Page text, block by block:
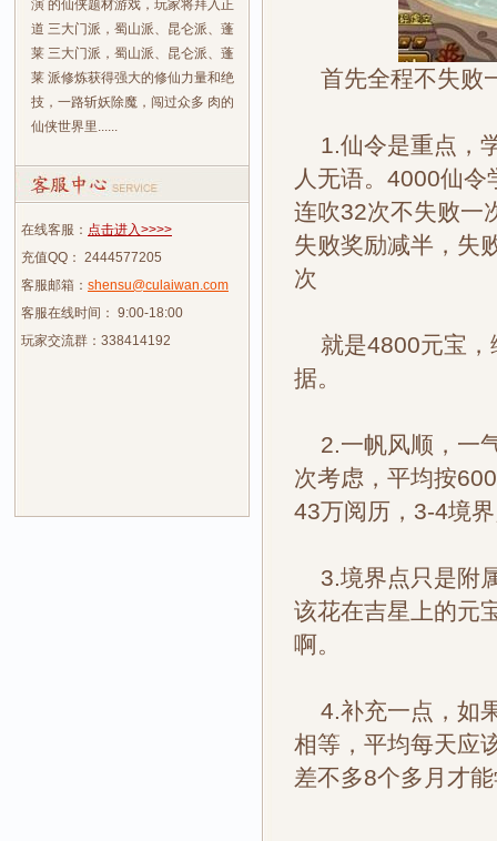
演 的仙侠题材游戏，玩家将拜入正
道 三大门派，蜀山派、昆仑派、蓬
莱 三大门派，蜀山派、昆仑派、蓬
莱 派修炼获得强大的修仙力量和绝
技，一路斩妖除魔，闯过众多 肉的
仙侠世界里......
在线客服： 点击进入>>>>
充值QQ： 2444577205
客服邮箱： shensu@culaiwan.com
客服在线时间： 9:00-18:00
玩家交流群：338414192
首先全程不失败
1.仙令是重点，
人无语。4000仙
连吹32次不失败一
失败奖励减半，失
次
就是4800元宝，
据。
2.一帆风顺，一
次考虑，平均按
43万阅历，3-4境
3.境界点只是附
该花在吉星上的元
啊。
4.补充一点，如
相等，平均每天应
差不多8个多月才